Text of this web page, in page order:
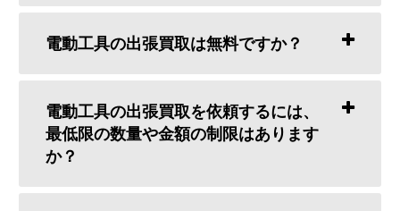
電動工具の出張買取は無料ですか？
電動工具の出張買取を依頼するには、
最低限の数量や金額の制限はあります
か？